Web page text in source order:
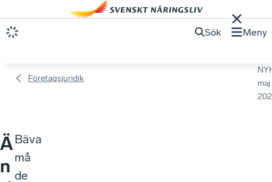
Sök Meny
Företagsjuridik
maj
Ä
n
Bäva
må
de